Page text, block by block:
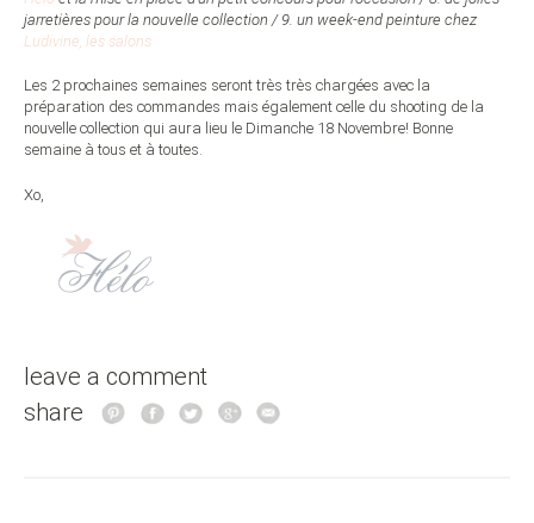
jarretières pour la nouvelle collection / 9. un week-end peinture chez
Ludivine, les salons
Les 2 prochaines semaines seront très très chargées avec la
préparation des commandes mais également celle du shooting de la
nouvelle collection qui aura lieu le Dimanche 18 Novembre! Bonne
semaine à tous et à toutes.
Xo,
leave a comment
share